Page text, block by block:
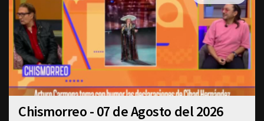
Chismorreo - 07 de Agosto del 2026